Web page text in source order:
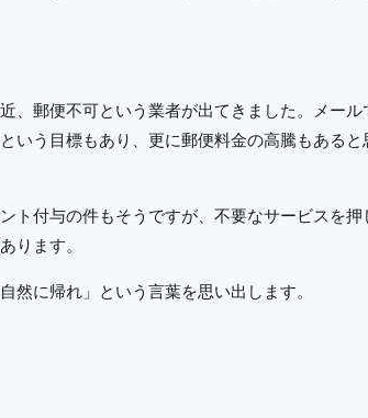
郵便不可という業者が出てきました。メール
う目標もあり、更に郵便料金の高騰もあると
付与の件もそうですが、不要なサービスを押
ります。
に帰れ」という言葉を思い出します。